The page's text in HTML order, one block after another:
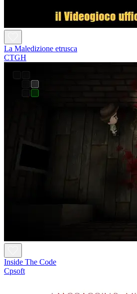
La Maledizione etrusca
CTGH
Inside The Code
Cpsoft